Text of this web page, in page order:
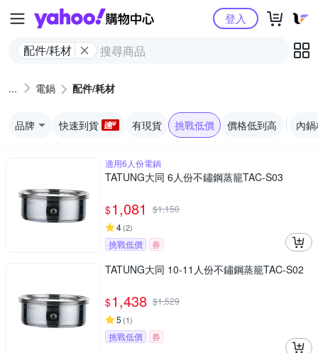
Yahoo購物中心
配件/耗材
登入
電鍋 配件/耗材
品牌 快速到貨 有現貨 挑戰低價 價格低到高 內
適用6人份電鍋
TATUNG大同 6人份不鏽鋼蒸籠TAC-S03
$1,081 $1,150
4(2)
挑戰低價 券
TATUNG大同 10-11人份不鏽鋼蒸籠TAC-S02
$1,438 $1,529
5 (1)
挑戰低價 券